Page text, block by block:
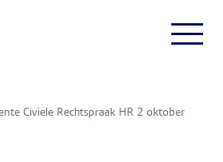
Civiele Rechtspraak HR 2 oktober